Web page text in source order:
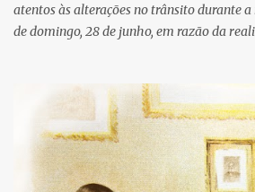
atentos às alterações no trânsito durante
de domingo, 28 de junho, em razão da
reunirá atletas de diferentes regiões do
passando pelos municípios de Serra
do Sul, Lindoia e Socorro. Para garantir a
participantes e do público, diversos
da região serão interditados